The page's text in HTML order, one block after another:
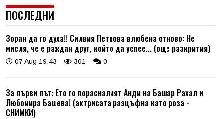
ПОСЛЕДНИ
Зоран да го духа!! Силвия Петкова влюбена отново: Не
мисля, че е раждан друг, който да успее... (още разкрития)
07 Aug 19:43 301 0
За първи път: Ето го порасналият Анди на Башар Рахал и
Любомира Башева! (актрисата разцъфна като роза -
СНИМКИ)